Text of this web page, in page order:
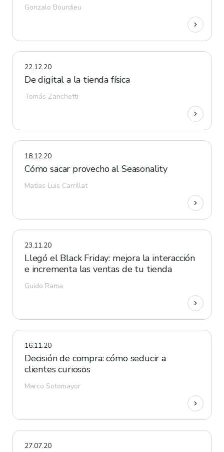
Gonzalo Bourdieu
22.12.20
De digital a la tienda física
Tomás Zanchetti
18.12.20
Cómo sacar provecho al Seasonality
Matías Luis Carrillat
23.11.20
Llegó el Black Friday: mejora la interacción
e incrementa las ventas de tu tienda
Guido Rama
16.11.20
Decisión de compra: cómo seducir a
clientes curiosos
Marco Sotomayor
27.07.20